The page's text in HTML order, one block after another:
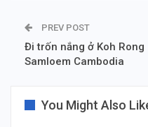
PREV POST
Đi trốn nắng ở Koh Rong
Samloem Cambodia
You Might Also